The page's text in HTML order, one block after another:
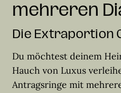
mehreren
Die Extraportion
Du möchtest deinem
Hauch von Luxus
Antragsringe mit